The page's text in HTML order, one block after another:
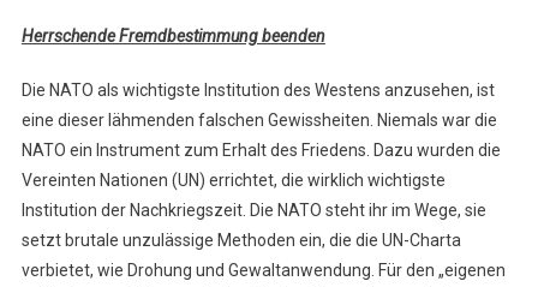
Herrschende Fremdbestimmung beenden
Die NATO als wichtigste Institution des Westens anzusehen, ist
eine dieser lähmenden falschen Gewissheiten. Niemals war die
NATO ein Instrument zum Erhalt des Friedens. Dazu wurden die
Vereinten Nationen (UN) errichtet, die wirklich wichtigste
Institution der Nachkriegszeit. Die NATO steht ihr im Wege, sie
setzt brutale unzulässige Methoden ein, die die UN-Charta
verbietet, wie Drohung und Gewaltanwendung. Für den „eigenen